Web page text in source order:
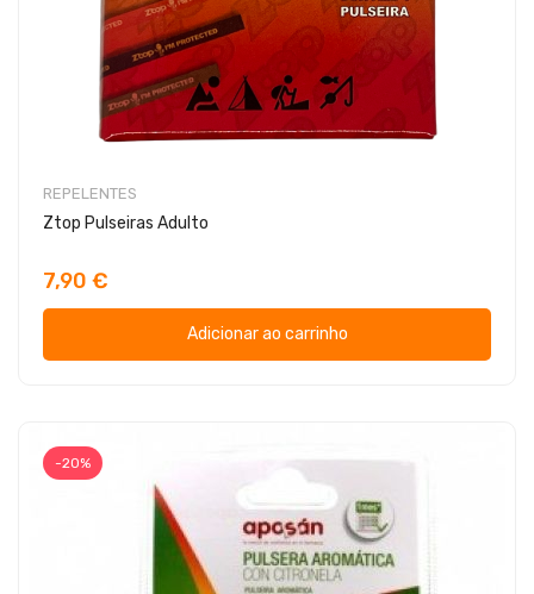
REPELENTES
Ztop Pulseiras Adulto
7,90 €
Adicionar ao carrinho
-20%